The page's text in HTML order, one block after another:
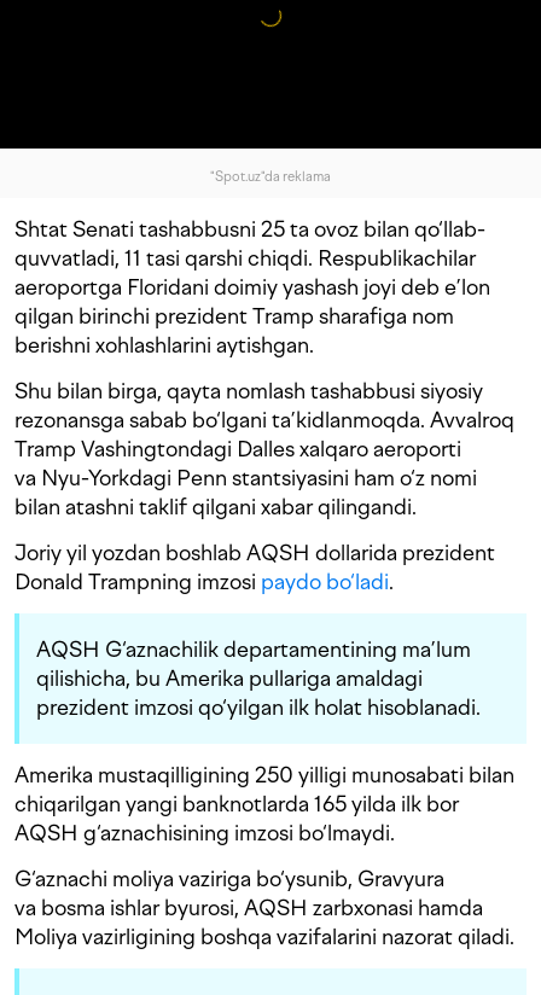
"Spot.uz"da reklama
Shtat Senati tashabbusni 25 ta ovoz bilan qo‘llab-
quvvatladi, 11 tasi qarshi chiqdi. Respublikachilar
aeroportga Floridani doimiy yashash joyi deb e’lon
qilgan birinchi prezident Tramp sharafiga nom
berishni xohlashlarini aytishgan.
Shu bilan birga, qayta nomlash tashabbusi siyosiy
rezonansga sabab bo‘lgani ta’kidlanmoqda. Avvalroq
Tramp Vashingtondagi Dalles xalqaro aeroporti
va Nyu-Yorkdagi Penn stantsiyasini ham o‘z nomi
bilan atashni taklif qilgani xabar qilingandi.
Joriy yil yozdan boshlab AQSH dollarida prezident
Donald Trampning imzosi paydo bo‘ladi.
AQSH G‘aznachilik departamentining ma’lum
qilishicha, bu Amerika pullariga amaldagi
prezident imzosi qo‘yilgan ilk holat hisoblanadi.
Amerika mustaqilligining 250 yilligi munosabati bilan
chiqarilgan yangi banknotlarda 165 yilda ilk bor
AQSH g‘aznachisining imzosi bo‘lmaydi.
G‘aznachi moliya vaziriga bo‘ysunib, Gravyura
va bosma ishlar byurosi, AQSH zarbxonasi hamda
Moliya vazirligining boshqa vazifalarini nazorat qiladi.